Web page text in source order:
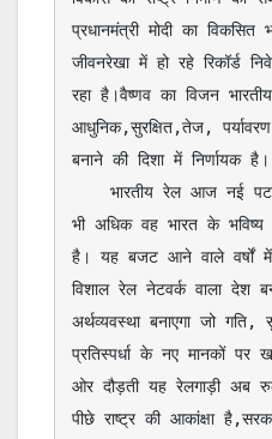
प्रधानमंत्री मोदी का
जीवनरेखा में हो रहे रिकॉर्ड
रहा है।वैष्णव का विजन
आधुनिक,सुरक्षित,तेज,
बनाने की दिशा में निर्णायक है।
भी अधिक वह भारत के भविष्य
है। यह बजट आने वाले वर्षों
विशाल रेल नेटवर्क वाला देश
अर्थव्यवस्था बनाएगा जो गति,
प्रतिस्पर्धा के नए मानकों पर
ओर दौड़ती यह रेलगाड़ी अब
पीछे राष्ट्र की आकांक्षा